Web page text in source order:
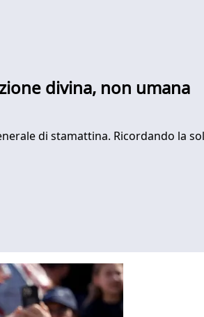
divina, non umana
di stamattina. Ricordando la